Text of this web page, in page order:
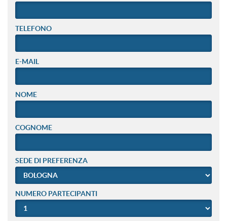
TELEFONO
E-MAIL
NOME
COGNOME
SEDE DI PREFERENZA
NUMERO PARTECIPANTI